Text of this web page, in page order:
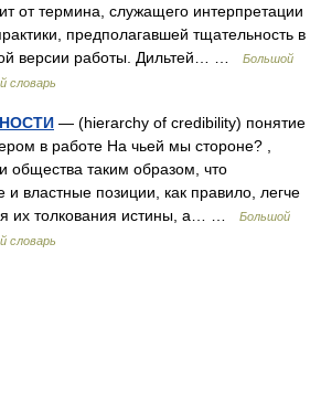
от термина, служащего интерпретации
предполагавшей тщательность в
версии работы. Дильтей… …
Большой
словарь
— (hierarchy of credibility) понятие
в работе На чьей мы стороне? ,
общества таким образом, что
властные позиции, как правило, легче
их толкования истины, а… …
Большой
словарь